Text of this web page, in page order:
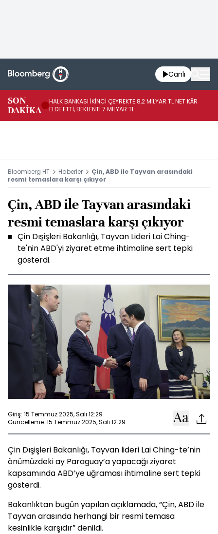
Canlı
SON
DAKİKA
HALK BANKASI İKİNCİ ÇEYREKTE 8,2 MİLYAR TL NET KÂR
ELDE ETTİ, BEKLENTİ 7 MİLYAR TL
Bloomberg HT Haberler
Çin, ABD ile Tayvan arasındaki
resmi temaslara karşı çıkıyor
Çin, ABD ile Tayvan arasındaki
resmi temaslara karşı çıkıyor
Çin Dışişleri Bakanlığı, Tayvan Lideri Lai Ching-
te'nin ABD'yi ziyaret etme ihtimaline sert tepki
gösterdi.
Giriş: 15 Temmuz 2025, Salı 12:29
Güncelleme: 15 Temmuz 2025, Salı 12:29
Çin Dışişleri Bakanlığı, Tayvan lideri Lai Ching-te’nin
önümüzdeki ay Paraguay’a yapacağı ziyaret
kapsamında ABD’ye uğraması ihtimaline sert tepki
gösterdi.
Bakanlıktan bugün yapılan açıklamada, “Çin, ABD ile
Tayvan arasında herhangi bir resmi temasa
kesinlikle karşıdır” denildi.